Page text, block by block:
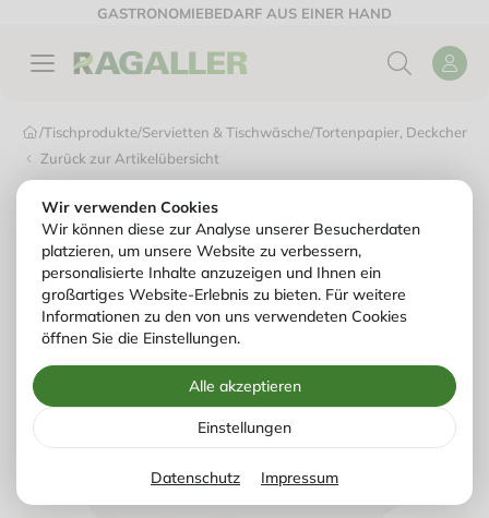
Wir verwenden Cookies
Wir können diese zur Analyse unserer Besucherdaten
platzieren, um unsere Website zu verbessern,
personalisierte Inhalte anzuzeigen und Ihnen ein
großartiges Website-Erlebnis zu bieten. Für weitere
Informationen zu den von uns verwendeten Cookies
öffnen Sie die Einstellungen.
Alle akzeptieren
Einstellungen
Datenschutz Impressum
GASTRONOMIEBEDARF AUS EINER HAND
/Tischprodukte/Servietten & Tischwäsche/Tortenpapier, Deckchen &
Zurück zur Artikelübersicht